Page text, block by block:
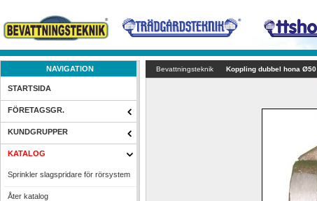
NAVIGATION
STARTSIDA
FÖRETAGSGR.
KUNDGRUPPER
KATALOG
Sprinkler slagspridare för rörsystem
Åter katalog
Bevattningsteknik Koppling dubbel hona Ø50